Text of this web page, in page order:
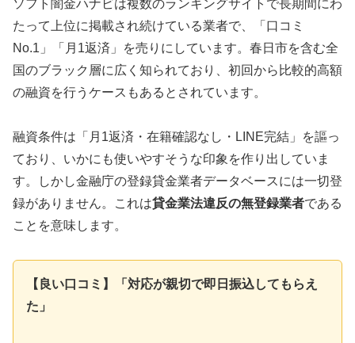
ソフト闇金ハナビは複数のランキングサイトで長期間にわ
たって上位に掲載され続けている業者で、「口コミ
No.1」「月1返済」を売りにしています。春日市を含む全
国のブラック層に広く知られており、初回から比較的高額
の融資を行うケースもあるとされています。
融資条件は「月1返済・在籍確認なし・LINE完結」を謳っ
ており、いかにも使いやすそうな印象を作り出していま
す。しかし金融庁の登録貸金業者データベースには一切登
録がありません。これは貸金業法違反の無登録業者である
ことを意味します。
【良い口コミ】「対応が親切で即日振込してもらえ
た」